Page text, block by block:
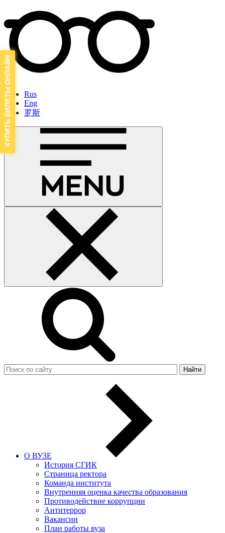
Rus
Eng
罗斯
Найти
О ВУЗЕ
История СГИК
Страница ректора
Команда института
Внутренняя оценка качества образования
Противодействие коррупции
Антитеррор
Вакансии
План работы вуза